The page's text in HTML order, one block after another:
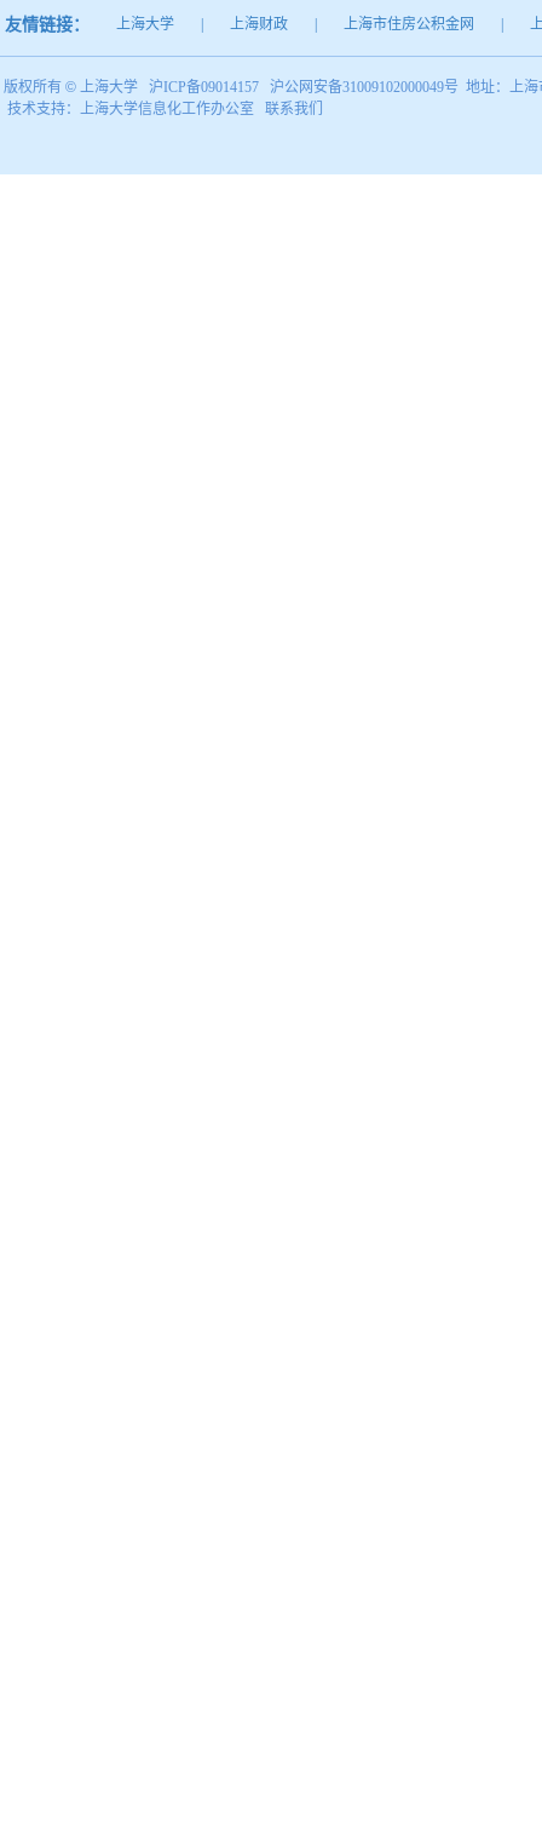
友情链接： 上海大学 上海财政 上海市住房公积金网
版权所有 © 上海大学 沪ICP备09014157 沪公网安备31009102000049号 地址：上
技术支持： 上海大学信息化工作办公室 联系我们